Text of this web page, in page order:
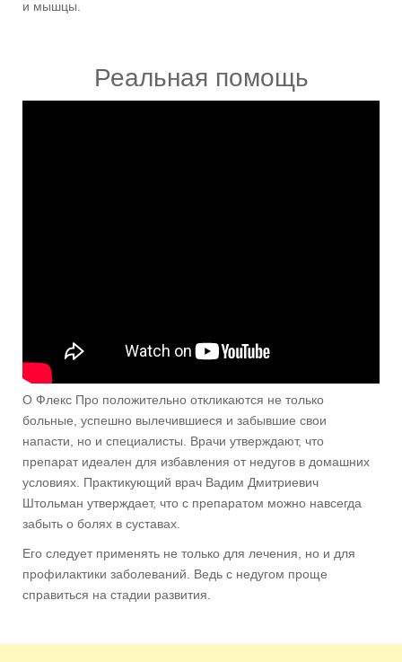
и мышцы.
Реальная помощь
О Флекс Про положительно откликаются не только
больные, успешно вылечившиеся и забывшие свои
напасти, но и специалисты. Врачи утверждают, что
препарат идеален для избавления от недугов в домашних
условиях. Практикующий врач Вадим Дмитриевич
Штольман утверждает, что с препаратом можно навсегда
забыть о болях в суставах.
Его следует применять не только для лечения, но и для
профилактики заболеваний. Ведь с недугом проще
справиться на стадии развития.